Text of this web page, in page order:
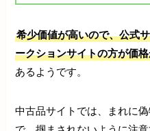
希少価値が高いので、公式
ークションサイトの方が価
あるようです。
中古品サイトでは、まれに